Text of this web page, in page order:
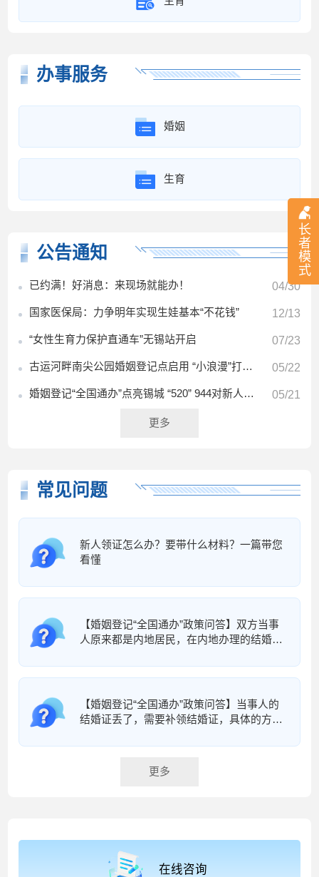
长
者
模
式
办事服务
婚姻
生育
公告通知
已约满！好消息：来现场就能办！ 04/30
国家医保局：力争明年实现生娃基本“不花钱” 12/13
“女性生育力保护直通车”无锡站开启 07/23
古运河畔南尖公园婚姻登记点启用 “小浪漫”打造多元微度假场景 05/22
婚姻登记“全国通办”点亮锡城 “520” 944对新人扯证 05/21
更多
常见问题
新人领证怎么办？要带什么材料？一篇带您
看懂
【婚姻登记“全国通办”政策问答】双方当事
人原来都是内地居民，在内地办理的结婚登
这种情况下应该在哪里补领结婚证呢？
【婚姻登记“全国通办”政策问答】当事人的
结婚证丢了，需要补领结婚证，具体的方式
更多
在线咨询